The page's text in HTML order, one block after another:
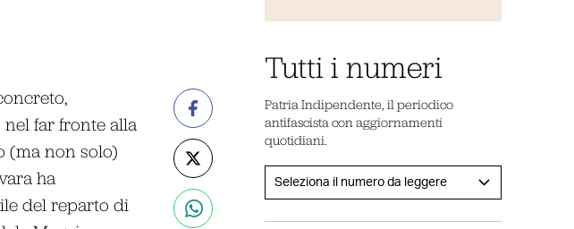
far fronte alla
(ma non solo)
ha
del reparto di
Tutti i numeri
Patria Indipendente, il periodico
antifascista con aggiornamenti
quotidiani.